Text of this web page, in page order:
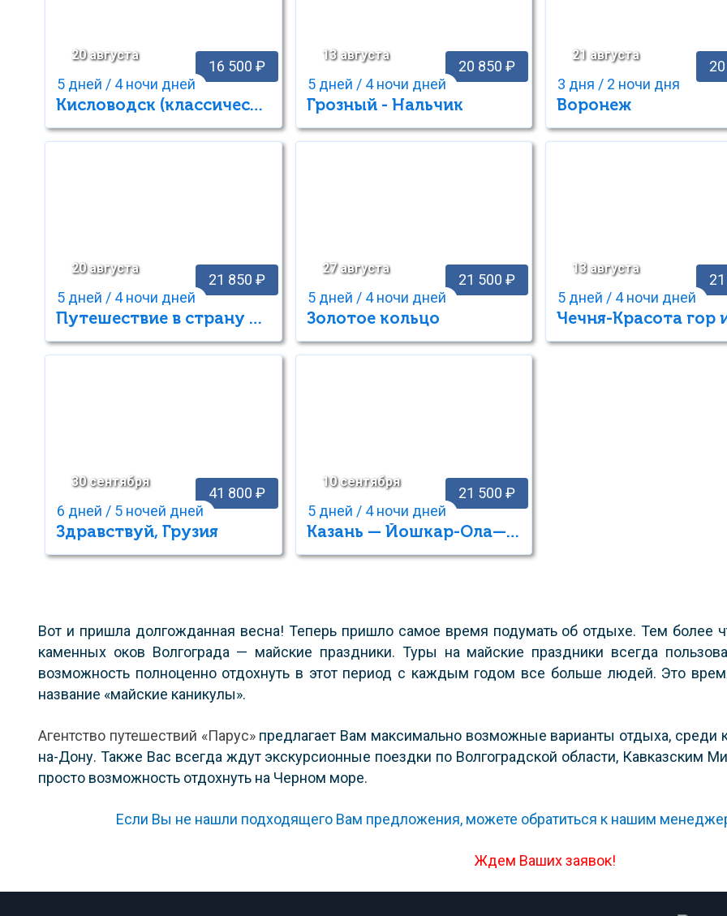
20 августа
16 500 ₽
5 дней / 4 ночи дней
Кисловодск (классический)
13 августа
20 850 ₽
5 дней / 4 ночи дней
Грозный - Нальчик
21 августа
3 дня / 2 ночи дня
Воронеж
20 августа
21 850 ₽
5 дней / 4 ночи дней
Путешествие в страну нартов (Северная Осетия)
27 августа
21 500 ₽
5 дней / 4 ночи дней
Золотое кольцо
13 августа
5 дней / 4 ночи дней
30 сентября
41 800 ₽
6 дней / 5 ночей дней
Здравствуй, Грузия
10 сентября
21 500 ₽
5 дней / 4 ночи дней
Казань — Йошкар-Ола— Свияжск
Вот и пришла долгожданная весна! Теперь пришло самое время подумать об отдыхе. Тем более
каменных оков Волгограда — майские праздники. Туры на майские праздники всегда
возможность полноценно отдохнуть в этот период с каждым годом все больше людей. Это
название «майские каникулы».
Агентство путешествий «Парус»предлагает Вам максимально возможные варианты отдыха, среди
на-Дону. Также Вас всегда ждут экскурсионные поездки по Волгоградской области, Кавказским
просто возможность отдохнуть на Черном море.
Если Вы не нашли подходящего Вам предложения, можете обратиться к нашим
Ждем Ваших заявок!